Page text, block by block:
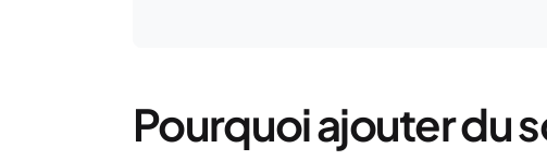
Pourquoi ajouter du